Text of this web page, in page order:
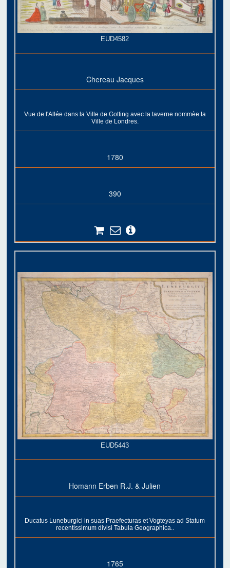
EUD4582
Chereau Jacques
Vue de l'Allée dans la Ville de Gotting avec la taverne nommèe la
Ville de Londres.
1780
390
EUD5443
Homann Erben R.J. & Julien
Ducatus Luneburgici in suas Praefecturas et Vogteyas ad Statum
recentissimum divisi Tabula Geographica..
1765